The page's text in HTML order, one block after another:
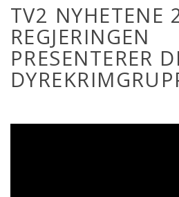
TV2 NYHETENE
REGJERINGEN
PRESENTERER